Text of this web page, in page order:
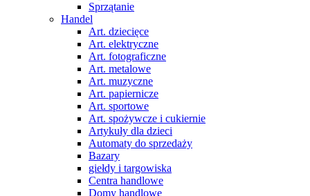
Sprzątanie
Handel
Art. dziecięce
Art. elektryczne
Art. fotograficzne
Art. metalowe
Art. muzyczne
Art. papiernicze
Art. sportowe
Art. spożywcze i cukiernie
Artykuły dla dzieci
Automaty do sprzedaży
Bazary
giełdy i targowiska
Centra handlowe
Domy handlowe